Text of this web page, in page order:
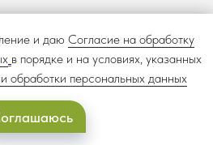
Политика обработки
персональных данных
и даю Согласие на обработку
в порядке и на условиях, указанных
обработки персональных данных